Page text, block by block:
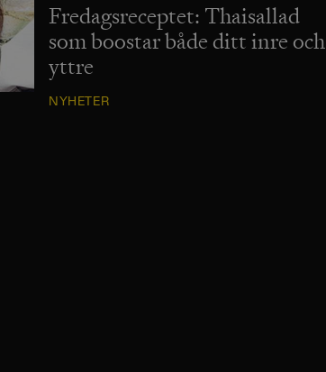
Fredagsreceptet: Thaisallad
som boostar både ditt inre och
yttre
NYHETER